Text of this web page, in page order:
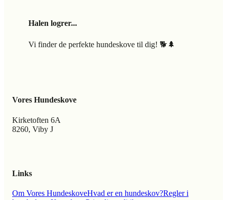
Halen logrer...
Vi finder de perfekte hundeskove til dig! 🐕🌲
Vores Hundeskove
Kirketoften 6A
8260, Viby J
Links
Om Vores HundeskoveHvad er en hundeskov?Regler i